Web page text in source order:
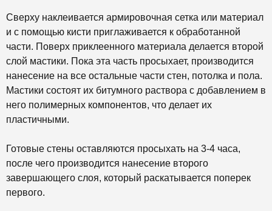
Сверху наклеивается армировочная сетка или материал
и с помощью кисти приглаживается к обработанной
части. Поверх приклеенного материала делается второй
слой мастики. Пока эта часть просыхает, производится
нанесение на все остальные части стен, потолка и пола.
Мастики состоят их битумного раствора с добавлением в
него полимерных компонентов, что делает их
пластичными.
Готовые стены оставляются просыхать на 3-4 часа,
после чего производится нанесение второго
завершающего слоя, который раскатывается поперек
первого.